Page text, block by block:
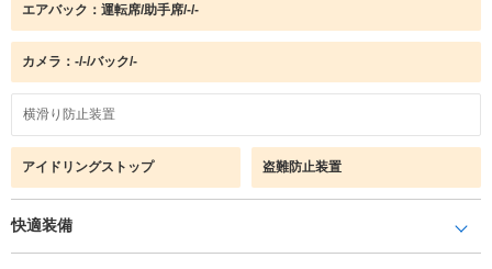
エアバック：運転席/助手席/-/-
カメラ：-/-/バック/-
横滑り防止装置
アイドリングストップ 盗難防止装置
快適装備